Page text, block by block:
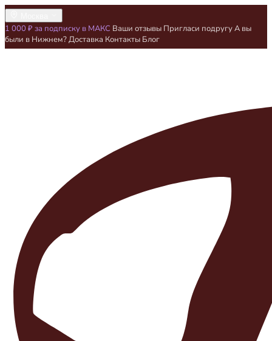
1 000 ₽ за подписку в МАКС Ваши отзывы Пригласи подругуА вы
были в Нижнем?Доставка Контакты Блог